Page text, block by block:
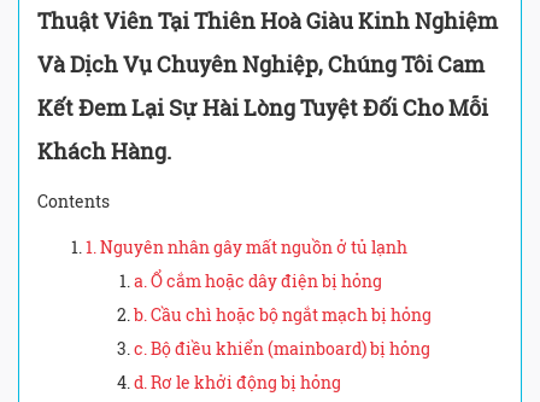
Thuật Viên Tại Thiên Hoà Giàu Kinh Nghiệm
Và Dịch Vụ Chuyên Nghiệp, Chúng Tôi Cam
Kết Đem Lại Sự Hài Lòng Tuyệt Đối Cho Mỗi
Khách Hàng.
Contents
1. Nguyên nhân gây mất nguồn ở tủ lạnh
a. Ổ cắm hoặc dây điện bị hỏng
b. Cầu chì hoặc bộ ngắt mạch bị hỏng
c. Bộ điều khiển (mainboard) bị hỏng
d. Rơ le khởi động bị hỏng